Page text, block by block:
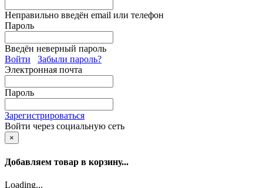
Неправильно введён email или телефон
Пароль
Введён неверный пароль
Войти
Забыли пароль?
Электронная почта
Пароль
Зарегистрироваться
Войти через социальную сеть
×
Добавляем товар в корзину...
Loading...